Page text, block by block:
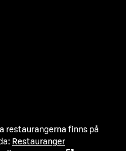
restaurangerna finns på
Restauranger